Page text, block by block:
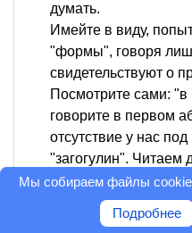
думать.
Имейте в виду,
"формы", говоря
свидетельствуют о
Посмотрите сами:
говорите в первом
отсутствие у нас
"загогулин". Читаем
что "загогулины" - в
"проецируем" в мир.
В следующем
Мы собираем файлы
Подробнее